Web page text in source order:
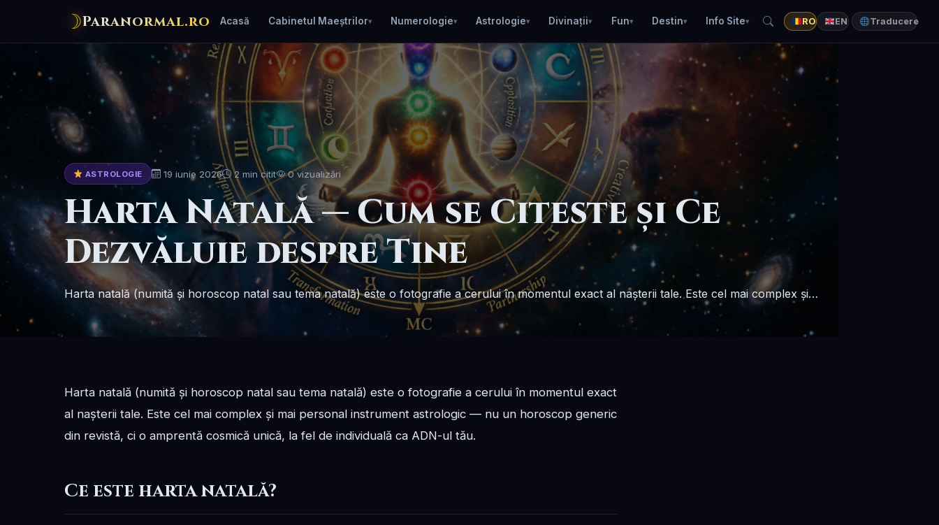
☽Paranormal.ro Acasă Cabinetul Maeștrilor Numerologie Astrologie Divinații Fun Destin Info Site RO EN Traducere
ASTROLOGIE 19 iunie 2026 2 min citit 0 vizualizări
Harta Natală — Cum se Citeste și Ce
Dezvăluie despre Tine
Harta natală (numită și horoscop natal sau tema natală) este o fotografie a cerului în momentul exact al nașterii tale. Este cel mai complex și…
Harta natală (numită și horoscop natal sau tema natală) este o fotografie a cerului în momentul exact
al nașterii tale. Este cel mai complex și mai personal instrument astrologic — nu un horoscop generic
din revistă, ci o amprentă cosmică unică, la fel de individuală ca ADN-ul tău.
Ce este harta natală?